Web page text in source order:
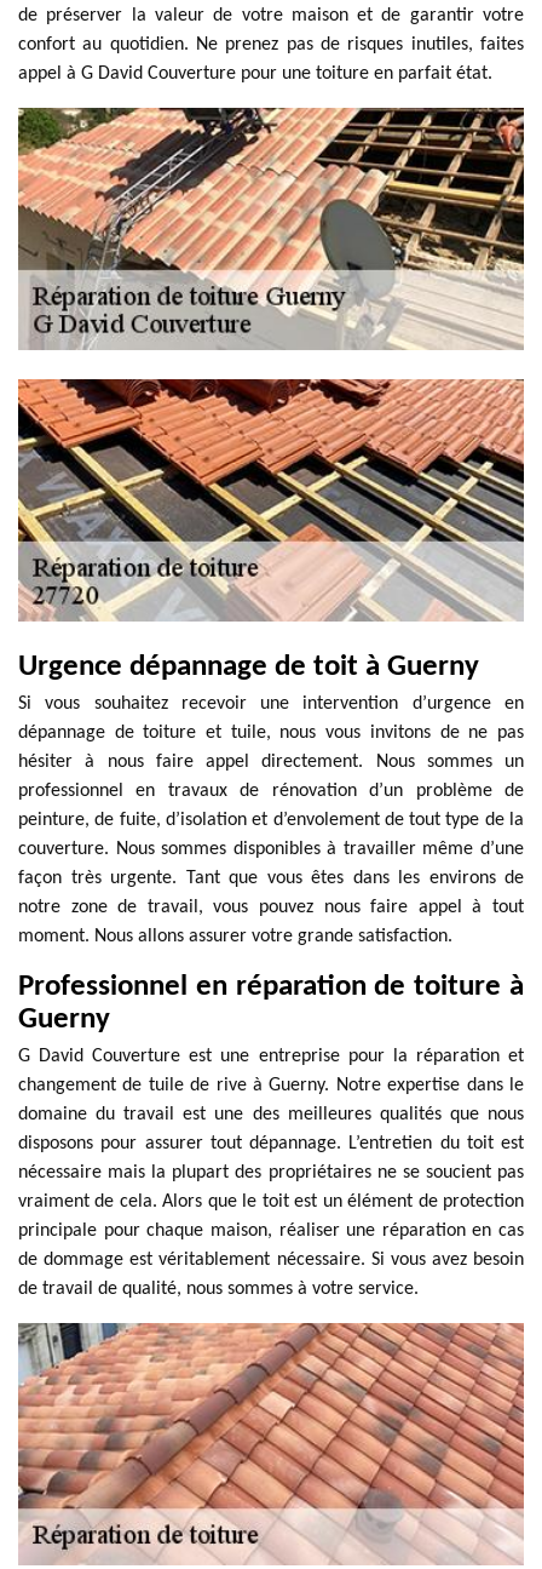
de préserver la valeur de votre maison et de garantir votre
confort au quotidien. Ne prenez pas de risques inutiles, faites
appel à G David Couverture pour une toiture en parfait état.
Urgence dépannage de toit à Guerny
Si vous souhaitez recevoir une intervention d’urgence en
dépannage de toiture et tuile, nous vous invitons de ne pas
hésiter à nous faire appel directement. Nous sommes un
professionnel en travaux de rénovation d’un problème de
peinture, de fuite, d’isolation et d’envolement de tout type de la
couverture. Nous sommes disponibles à travailler même d’une
façon très urgente. Tant que vous êtes dans les environs de
notre zone de travail, vous pouvez nous faire appel à tout
moment. Nous allons assurer votre grande satisfaction.
Professionnel en réparation de toiture à
Guerny
G David Couverture est une entreprise pour la réparation et
changement de tuile de rive à Guerny. Notre expertise dans le
domaine du travail est une des meilleures qualités que nous
disposons pour assurer tout dépannage. L’entretien du toit est
nécessaire mais la plupart des propriétaires ne se soucient pas
vraiment de cela. Alors que le toit est un élément de protection
principale pour chaque maison, réaliser une réparation en cas
de dommage est véritablement nécessaire. Si vous avez besoin
de travail de qualité, nous sommes à votre service.